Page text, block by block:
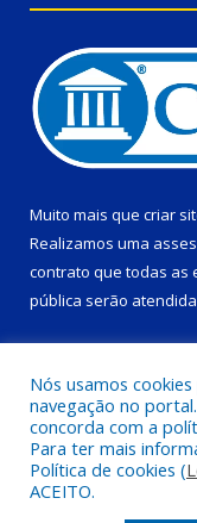
Muito mais que criar
Realizamos uma
contrato que todas as
pública serão
Todos os direitos
Nós usamos
navegação no
concorda com a
Para ter mais
Política de cookies (
ACEITO.